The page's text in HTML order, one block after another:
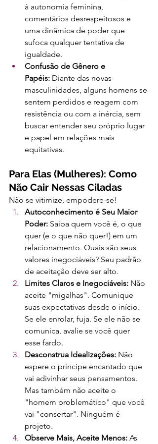
à autonomia feminina,
comentários desrespeitosos e
uma dinâmica de poder que
sufoca qualquer tentativa de
igualdade.
Confusão de Gênero e
Papéis: Diante das novas
masculinidades, alguns homens se
sentem perdidos e reagem com
resistência ou com a inércia, sem
buscar entender seu próprio lugar
e papel em relações mais
equitativas.
Para Elas (Mulheres): Como
Não Cair Nessas Ciladas
Não se vitimize, empodere-se!
Autoconhecimento é Seu Maior
Poder: Saiba quem você é, o que
quer (e o que não quer!) em um
relacionamento. Quais são seus
valores inegociáveis? Seu padrão
de aceitação deve ser alto.
Limites Claros e Inegociáveis: Não
aceite "migalhas". Comunique
suas expectativas desde o início.
Se ele enrolar, fuja. Se ele não se
comunica, avalie se você quer
esse fardo.
Desconstrua Idealizações: Não
espere o príncipe encantado que
vai adivinhar seus pensamentos.
Mas também não aceite o
"homem problemático" que você
vai "consertar". Ninguém é
projeto.
Observe Mais, Aceite Menos: As